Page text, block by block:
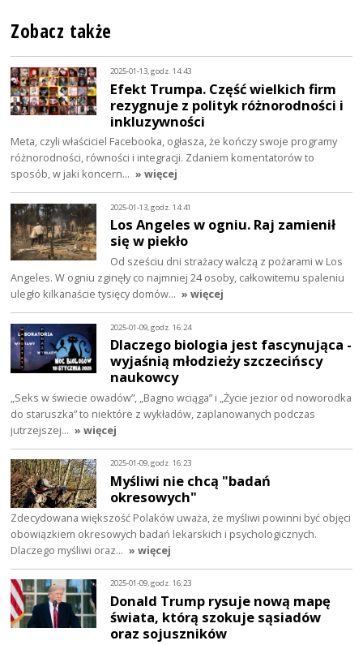
Zobacz także
2025-01-13, godz. 14:43
Efekt Trumpa. Część wielkich firm
rezygnuje z polityk różnorodności i
inkluzywności
Meta, czyli właściciel Facebooka, ogłasza, że kończy swoje programy
różnorodności, równości i integracji. Zdaniem komentatorów to
sposób, w jaki koncern… » więcej
2025-01-13, godz. 14:41
Los Angeles w ogniu. Raj zamienił
się w piekło
Od sześciu dni strażacy walczą z pożarami w Los
Angeles. W ogniu zginęły co najmniej 24 osoby, całkowitemu spaleniu
uległo kilkanaście tysięcy domów… » więcej
2025-01-09, godz. 16:24
Dlaczego biologia jest fascynująca -
wyjaśnią młodzieży szczecińscy
naukowcy
„Seks w świecie owadów”, „Bagno wciąga” i „Życie jezior od noworodka
do staruszka” to niektóre z wykładów, zaplanowanych podczas
jutrzejszej… » więcej
2025-01-09, godz. 16:23
Myśliwi nie chcą "badań
okresowych"
Zdecydowana większość Polaków uważa, że myśliwi powinni być objęci
obowiązkiem okresowych badań lekarskich i psychologicznych.
Dlaczego myśliwi oraz… » więcej
2025-01-09, godz. 16:23
Donald Trump rysuje nową mapę
świata, którą szokuje sąsiadów
oraz sojuszników